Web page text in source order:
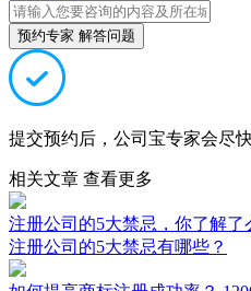
预约专家 解答问题
提交预约后，公司宝专家会尽
相关文章 查看更多
注册公司的5大禁忌，你了解了
注册公司的5大禁忌有哪些？